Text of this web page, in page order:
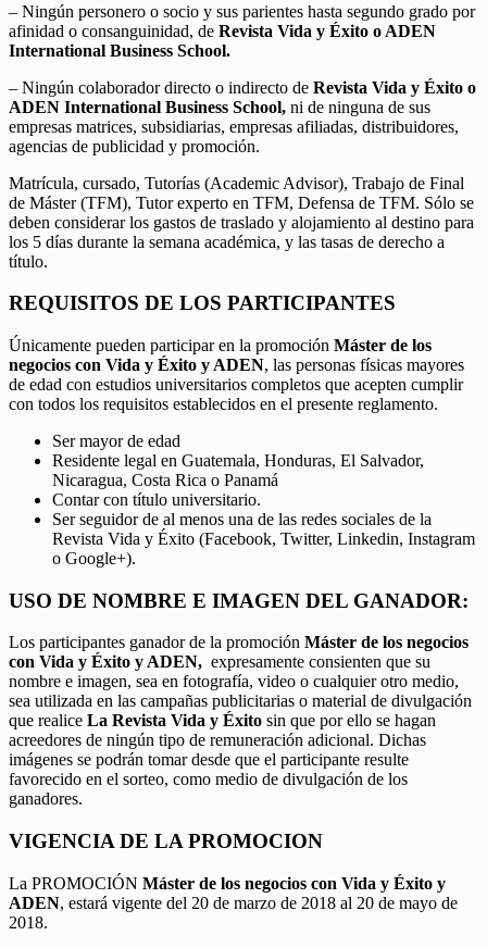
– Ningún personero o socio y sus parientes hasta segundo grado por
afinidad o consanguinidad, de Revista Vida y Éxito o ADEN
International Business School.
– Ningún colaborador directo o indirecto de Revista Vida y Éxito o
ADEN International Business School, ni de ninguna de sus
empresas matrices, subsidiarias, empresas afiliadas, distribuidores,
agencias de publicidad y promoción.
Matrícula, cursado, Tutorías (Academic Advisor), Trabajo de Final
de Máster (TFM), Tutor experto en TFM, Defensa de TFM. Sólo se
deben considerar los gastos de traslado y alojamiento al destino para
los 5 días durante la semana académica, y las tasas de derecho a
título.
REQUISITOS DE LOS PARTICIPANTES
Únicamente pueden participar en la promoción Máster de los
negocios con Vida y Éxito y ADEN, las personas físicas mayores
de edad con estudios universitarios completos que acepten cumplir
con todos los requisitos establecidos en el presente reglamento.
Ser mayor de edad
Residente legal en Guatemala, Honduras, El Salvador,
Nicaragua, Costa Rica o Panamá
Contar con título universitario.
Ser seguidor de al menos una de las redes sociales de la
Revista Vida y Éxito (Facebook, Twitter, Linkedin, Instagram
o Google+).
USO DE NOMBRE E IMAGEN DEL GANADOR:
Los participantes ganador de la promoción Máster de los negocios
con Vida y Éxito y ADEN, expresamente consienten que su
nombre e imagen, sea en fotografía, video o cualquier otro medio,
sea utilizada en las campañas publicitarias o material de divulgación
que realice La Revista Vida y Éxito sin que por ello se hagan
acreedores de ningún tipo de remuneración adicional. Dichas
imágenes se podrán tomar desde que el participante resulte
favorecido en el sorteo, como medio de divulgación de los
ganadores.
VIGENCIA DE LA PROMOCION
La PROMOCIÓN Máster de los negocios con Vida y Éxito y
ADEN, estará vigente del 20 de marzo de 2018 al 20 de mayo de
2018.